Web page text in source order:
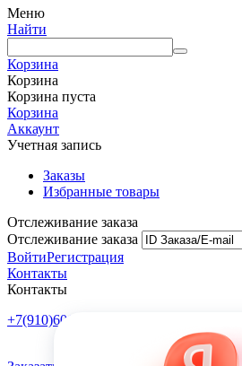
Меню
Найти
Корзина
Корзина
Корзина пуста
Корзина
Аккаунт
Учетная запись
Заказы
Избранные товары
Отслеживание заказа
Отслеживание заказа
ВойтиРегистрация
Контакты
Контакты
+7(910)601-10-10